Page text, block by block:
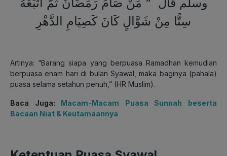
سِتًّا مِنْ شَوَّالٍ كَانَ كَصِيَامِ الدَّهْرِ
Artinya: “Barang siapa yang berpuasa Ramadhan kemudian
berpuasa enam hari di bulan Syawal, maka baginya (pahala)
puasa selama setahun penuh,” (HR Muslim).
Baca Juga: Macam-Macam Puasa Sunnah beserta
Bacaan Niat & Keutamaannya